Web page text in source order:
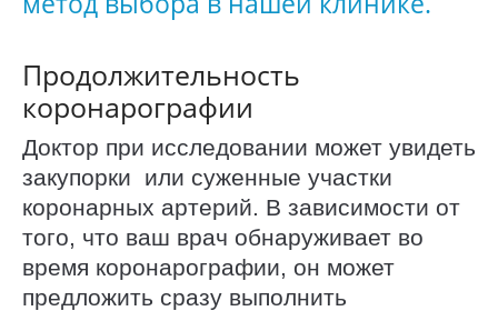
Продолжительность
коронарографии
Доктор при исследовании может увидеть
закупорки или суженные участки
коронарных артерий. В зависимости от
того, что ваш врач обнаруживает во
время коронарографии, он может
предложить сразу выполнить